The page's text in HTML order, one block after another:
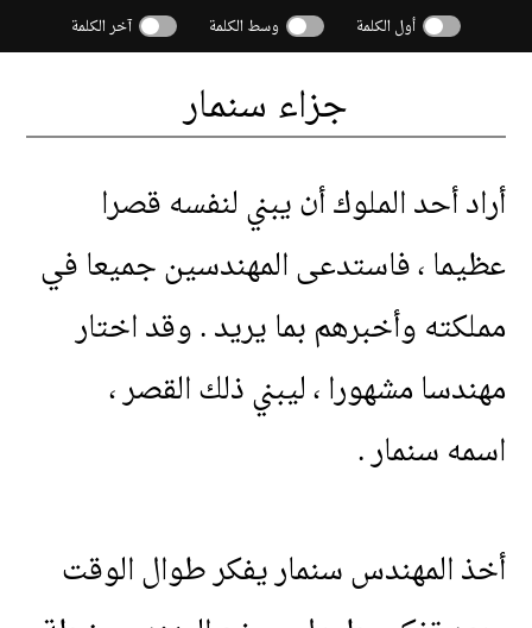
أول الكلمة وسط الكلمة آخر الكلمة
جزاء سنمار
أراد أحد الملوك أن يبني لنفسه قصرا
عظيما ، فاستدعى المهندسين جميعا في
مملكته وأخبرهم بما يريد . وقد اختار
مهندسا مشهورا ، ليبني ذلك القصر ،
اسمه سنمار .
أخذ المهندس سنمار يفكر طوال الوقت